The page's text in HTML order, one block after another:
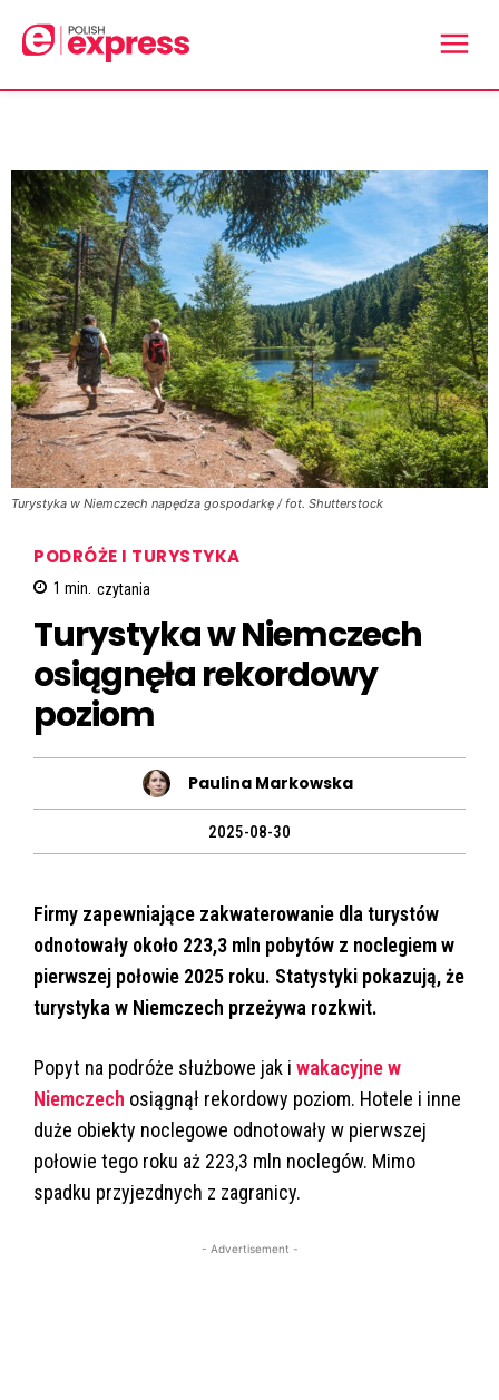
Turystyka w Niemczech napędza gospodarkę / fot. Shutterstock
PODRÓŻE I TURYSTYKA
1 min. czytania
Turystyka w Niemczech
osiągnęła rekordowy
poziom
Paulina Markowska
2025-08-30
Firmy zapewniające zakwaterowanie dla turystów
odnotowały około 223,3 mln pobytów z noclegiem w
pierwszej połowie 2025 roku. Statystyki pokazują, że
turystyka w Niemczech przeżywa rozkwit.
Popyt na podróże służbowe jak i wakacyjne w
Niemczech osiągnął rekordowy poziom. Hotele i inne
duże obiekty noclegowe odnotowały w pierwszej
połowie tego roku aż 223,3 mln noclegów. Mimo
spadku przyjezdnych z zagranicy.
- Advertisement -